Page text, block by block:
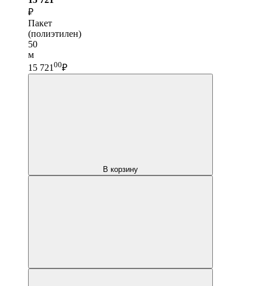
₽
Пакет
(полиэтилен)
50
м
15 721 00₽
В корзину